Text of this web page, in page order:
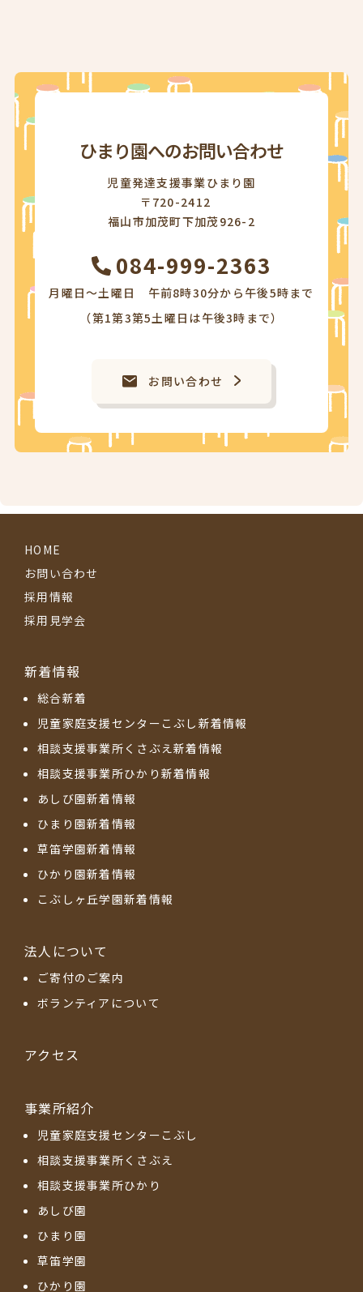
ひまり園へのお問い合わせ
児童発達支援事業ひまり園
〒720-2412
福山市加茂町下加茂926-2
084-999-2363
月曜日～土曜日 午前8時30分から午後5時まで
（第1第3第5土曜日は午後3時まで）
お問い合わせ
HOME
お問い合わせ
採用情報
採用見学会
新着情報
総合新着
児童家庭支援センターこぶし新着情報
相談支援事業所くさぶえ新着情報
相談支援事業所ひかり新着情報
あしび園新着情報
ひまり園新着情報
草笛学園新着情報
ひかり園新着情報
こぶしヶ丘学園新着情報
法人について
ご寄付のご案内
ボランティアについて
アクセス
事業所紹介
児童家庭支援センターこぶし
相談支援事業所くさぶえ
相談支援事業所ひかり
あしび園
ひまり園
草笛学園
ひかり園